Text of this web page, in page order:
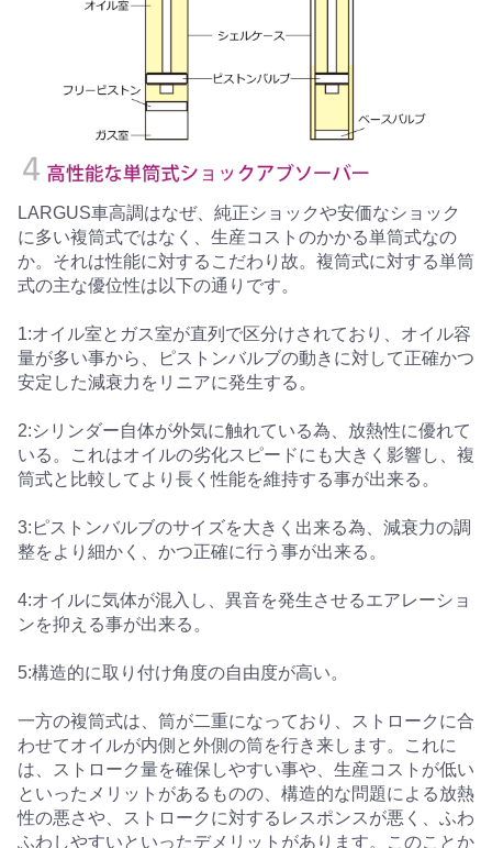
LARGUS車高調はなぜ、純正ショックや安価なショック
に多い複筒式ではなく、生産コストのかかる単筒式なの
か。それは性能に対するこだわり故。複筒式に対する単筒
式の主な優位性は以下の通りです。
1:オイル室とガス室が直列で区分けされており、オイル容
量が多い事から、ピストンバルブの動きに対して正確かつ
安定した減衰力をリニアに発生する。
2:シリンダー自体が外気に触れている為、放熱性に優れて
いる。これはオイルの劣化スピードにも大きく影響し、複
筒式と比較してより長く性能を維持する事が出来る。
3:ピストンバルブのサイズを大きく出来る為、減衰力の調
整をより細かく、かつ正確に行う事が出来る。
4:オイルに気体が混入し、異音を発生させるエアレーショ
ンを抑える事が出来る。
5:構造的に取り付け角度の自由度が高い。
一方の複筒式は、筒が二重になっており、ストロークに合
わせてオイルが内側と外側の筒を行き来します。これに
は、ストローク量を確保しやすい事や、生産コストが低い
といったメリットがあるものの、構造的な問題による放熱
性の悪さや、ストロークに対するレスポンスが悪く、ふわ
ふわしやすいといったデメリットがあります。このことか